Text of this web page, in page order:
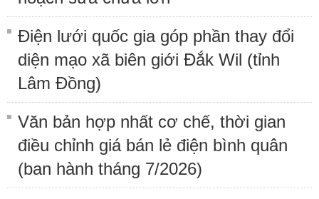
Điện lưới quốc gia góp phần thay đổi
diện mạo xã biên giới Đắk Wil (tỉnh
Lâm Đồng)
Văn bản hợp nhất cơ chế, thời gian
điều chỉnh giá bán lẻ điện bình quân
(ban hành tháng 7/2026)